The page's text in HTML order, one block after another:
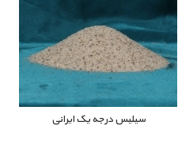
سیلیس درجه یک ایرانی